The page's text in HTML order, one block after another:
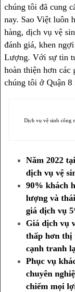
chúng tôi đã cung
nay. Sao Việt luôn
hàng, dịch vụ vệ
đánh giá, khen
Lượng. Với sự tin
hoàn thiện hơn các
chúng tôi ở Quận 8
Dịch vụ vệ sinh công
Năm 2022
dịch vụ vệ
90% khách
lượng và
giá dịch vụ
Giá dịch vụ
thấp hơn thị
cạnh tranh
Phục vụ
chuyên
chiếm mọi